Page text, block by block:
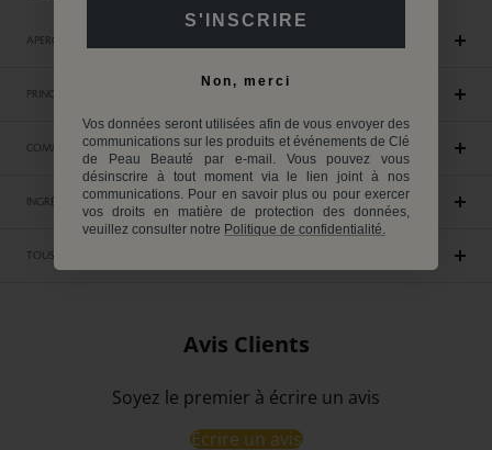
APERÇU
PRINCIPAUX AVANTAGES
COMMENT UTILISER
INGRÉDIENTS
TOUS LES INGRÉDIENTS
Avis Clients
Soyez le premier à écrire un avis
Écrire un avis
S'INSCRIRE
Non, merci
Vos données seront utilisées afin de vous envoyer des
communications sur les produits et événements de Clé
de Peau Beauté par e-mail. Vous pouvez vous
désinscrire à tout moment via le lien joint à nos
communications. Pour en savoir plus ou pour exercer
vos droits en matière de protection des données,
veuillez consulter notre Politique de confidentialité.